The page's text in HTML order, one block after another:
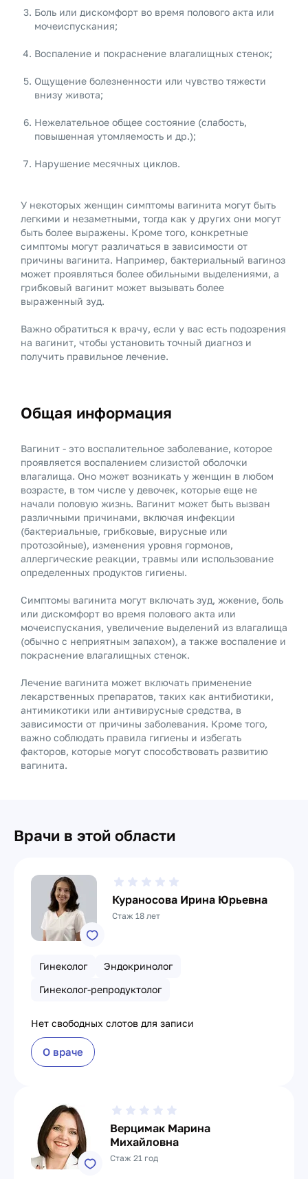
Боль или дискомфорт во время полового акта или
мочеиспускания;
Воспаление и покраснение влагалищных стенок;
Ощущение болезненности или чувство тяжести
внизу живота;
Нежелательное общее состояние (слабость,
повышенная утомляемость и др.);
Нарушение месячных циклов.
У некоторых женщин симптомы вагинита могут быть
легкими и незаметными, тогда как у других они могут
быть более выражены. Кроме того, конкретные
симптомы могут различаться в зависимости от
причины вагинита. Например, бактериальный вагиноз
может проявляться более обильными выделениями, а
грибковый вагинит может вызывать более
выраженный зуд.
Важно обратиться к врачу, если у вас есть подозрения
на вагинит, чтобы установить точный диагноз и
получить правильное лечение.
Общая информация
Вагинит - это воспалительное заболевание, которое
проявляется воспалением слизистой оболочки
влагалища. Оно может возникать у женщин в любом
возрасте, в том числе у девочек, которые еще не
начали половую жизнь. Вагинит может быть вызван
различными причинами, включая инфекции
(бактериальные, грибковые, вирусные или
протозойные), изменения уровня гормонов,
аллергические реакции, травмы или использование
определенных продуктов гигиены.
Симптомы вагинита могут включать зуд, жжение, боль
или дискомфорт во время полового акта или
мочеиспускания, увеличение выделений из влагалища
(обычно с неприятным запахом), а также воспаление и
покраснение влагалищных стенок.
Лечение вагинита может включать применение
лекарственных препаратов, таких как антибиотики,
антимикотики или антивирусные средства, в
зависимости от причины заболевания. Кроме того,
важно соблюдать правила гигиены и избегать
факторов, которые могут способствовать развитию
вагинита.
Врачи в этой области
Кураносова Ирина Юрьевна
Стаж 18 лет
Гинеколог
Эндокринолог
Гинеколог-репродуктолог
Нет свободных слотов для записи
О враче
Верцимак Марина
Михайловна
Стаж 21 год